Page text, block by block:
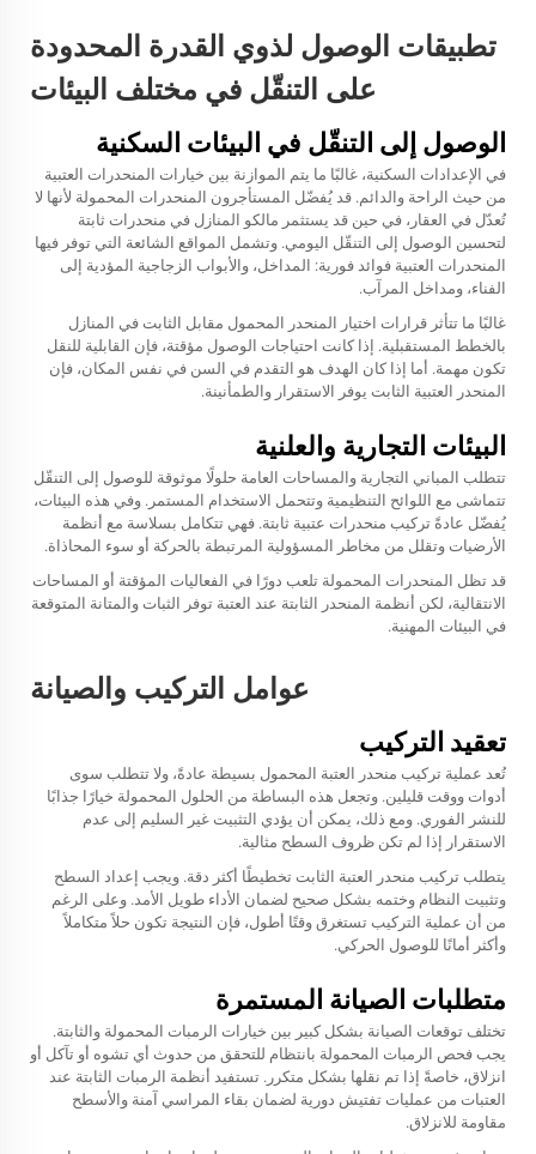
تطبيقات الوصول لذوي القدرة المحدودة
على التنقّل في مختلف البيئات
الوصول إلى التنقّل في البيئات السكنية
في الإعدادات السكنية، غالبًا ما يتم الموازنة بين خيارات المنحدرات العتبية
من حيث الراحة والدائم. قد يُفضّل المستأجرون المنحدرات المحمولة لأنها لا
تُعدّل في العقار، في حين قد يستثمر مالكو المنازل في منحدرات ثابتة
لتحسين الوصول إلى التنقّل اليومي. وتشمل المواقع الشائعة التي توفر فيها
المنحدرات العتبية فوائد فورية: المداخل، والأبواب الزجاجية المؤدية إلى
الفناء، ومداخل المرآب.
غالبًا ما تتأثر قرارات اختيار المنحدر المحمول مقابل الثابت في المنازل
بالخطط المستقبلية. إذا كانت احتياجات الوصول مؤقتة، فإن القابلية للنقل
تكون مهمة. أما إذا كان الهدف هو التقدم في السن في نفس المكان، فإن
المنحدر العتبية الثابت يوفر الاستقرار والطمأنينة.
البيئات التجارية والعلنية
تتطلب المباني التجارية والمساحات العامة حلولًا موثوقة للوصول إلى التنقّل
تتماشى مع اللوائح التنظيمية وتتحمل الاستخدام المستمر. وفي هذه البيئات،
يُفضّل عادةً تركيب منحدرات عتبية ثابتة. فهي تتكامل بسلاسة مع أنظمة
الأرضيات وتقلل من مخاطر المسؤولية المرتبطة بالحركة أو سوء المحاذاة.
قد تظل المنحدرات المحمولة تلعب دورًا في الفعاليات المؤقتة أو المساحات
الانتقالية، لكن أنظمة المنحدر الثابتة عند العتبة توفر الثبات والمتانة المتوقعة
في البيئات المهنية.
عوامل التركيب والصيانة
تعقيد التركيب
تُعد عملية تركيب منحدر العتبة المحمول بسيطة عادةً، ولا تتطلب سوى
أدوات ووقت قليلين. وتجعل هذه البساطة من الحلول المحمولة خيارًا جذابًا
للنشر الفوري. ومع ذلك، يمكن أن يؤدي التثبيت غير السليم إلى عدم
الاستقرار إذا لم تكن ظروف السطح مثالية.
يتطلب تركيب منحدر العتبة الثابت تخطيطًا أكثر دقة. ويجب إعداد السطح
وتثبيت النظام وختمه بشكل صحيح لضمان الأداء طويل الأمد. وعلى الرغم
من أن عملية التركيب تستغرق وقتًا أطول، فإن النتيجة تكون حلاً متكاملاً
وأكثر أمانًا للوصول الحركي.
متطلبات الصيانة المستمرة
تختلف توقعات الصيانة بشكل كبير بين خيارات الرمبات المحمولة والثابتة.
يجب فحص الرمبات المحمولة بانتظام للتحقق من حدوث أي تشوه أو تآكل أو
انزلاق، خاصةً إذا تم نقلها بشكل متكرر. تستفيد أنظمة الرمبات الثابتة عند
العتبات من عمليات تفتيش دورية لضمان بقاء المراسي آمنة والأسطح
مقاومة للانزلاق.